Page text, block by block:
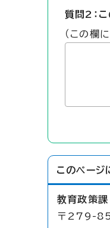
質問2：
（この欄
このページ
教育政策課
〒279-